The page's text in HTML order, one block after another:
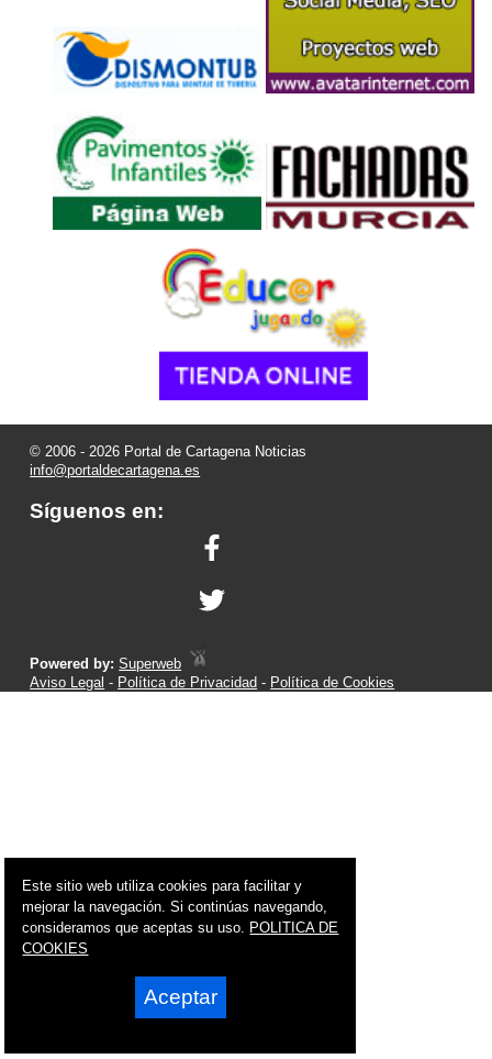
© 2006 - 2026 Portal de Cartagena Noticias
info@portaldecartagena.es
Síguenos en:
Powered by:Superweb
Aviso Legal - Política de Privacidad - Política de Cookies
Este sitio web utiliza cookies para facilitar y
mejorar la navegación. Si continúas navegando,
consideramos que aceptas su uso. POLITICA DE
COOKIES
Aceptar